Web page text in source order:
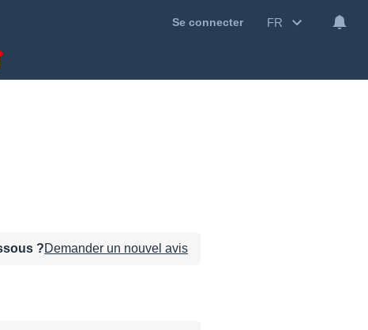
Se connecter FR
?Demander un nouvel avis